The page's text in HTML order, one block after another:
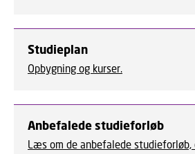
Studieplan
Opbygning og kurser.
Anbefalede studieforløb
Læs om de anbefalede studieforløb,